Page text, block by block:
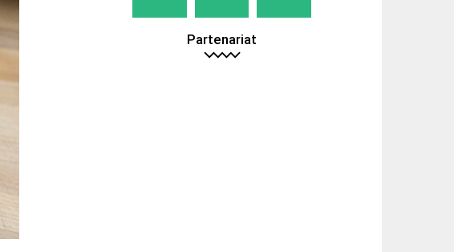
Partenariat